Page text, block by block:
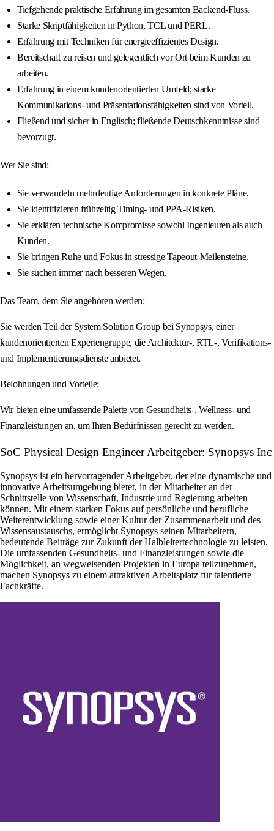
Tiefgehende praktische Erfahrung im gesamten Backend-Fluss.
Starke Skriptfähigkeiten in Python, TCL und PERL.
Erfahrung mit Techniken für energieeffizientes Design.
Bereitschaft zu reisen und gelegentlich vor Ort beim Kunden zu
arbeiten.
Erfahrung in einem kundenorientierten Umfeld; starke
Kommunikations- und Präsentationsfähigkeiten sind von Vorteil.
Fließend und sicher in Englisch; fließende Deutschkenntnisse sind
bevorzugt.
Wer Sie sind:
Sie verwandeln mehrdeutige Anforderungen in konkrete Pläne.
Sie identifizieren frühzeitig Timing- und PPA-Risiken.
Sie erklären technische Kompromisse sowohl Ingenieuren als auch
Kunden.
Sie bringen Ruhe und Fokus in stressige Tapeout-Meilensteine.
Sie suchen immer nach besseren Wegen.
Das Team, dem Sie angehören werden:
Sie werden Teil der System Solution Group bei Synopsys, einer
kundenorientierten Expertengruppe, die Architektur-, RTL-, Verifikations-
und Implementierungsdienste anbietet.
Belohnungen und Vorteile:
Wir bieten eine umfassende Palette von Gesundheits-, Wellness- und
Finanzleistungen an, um Ihren Bedürfnissen gerecht zu werden.
SoC Physical Design Engineer Arbeitgeber: Synopsys Inc
Synopsys ist ein hervorragender Arbeitgeber, der eine dynamische und
innovative Arbeitsumgebung bietet, in der Mitarbeiter an der
Schnittstelle von Wissenschaft, Industrie und Regierung arbeiten
können. Mit einem starken Fokus auf persönliche und berufliche
Weiterentwicklung sowie einer Kultur der Zusammenarbeit und des
Wissensaustauschs, ermöglicht Synopsys seinen Mitarbeitern,
bedeutende Beiträge zur Zukunft der Halbleitertechnologie zu leisten.
Die umfassenden Gesundheits- und Finanzleistungen sowie die
Möglichkeit, an wegweisenden Projekten in Europa teilzunehmen,
machen Synopsys zu einem attraktiven Arbeitsplatz für talentierte
Fachkräfte.